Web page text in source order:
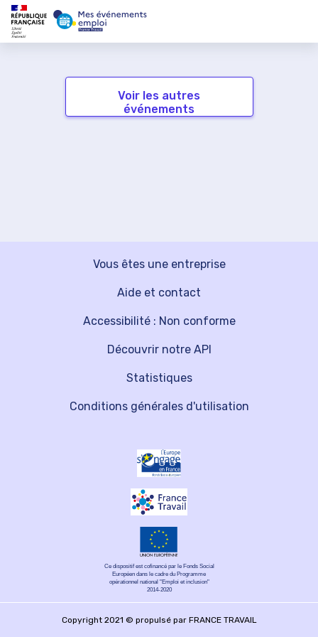
Voir les autres
événements
Vous êtes une entreprise
Découvrir notre API
Aide et contact
Statistiques
Accessibilité : Non conforme
Conditions générales d'utilisation
Ce dispositif est cofinancé par le Fonds Social
Européen dans le cadre du Programme
opérationnel national "Emploi et inclusion"
2014-2020
Copyright 2021 © propulsé par FRANCE TRAVAIL